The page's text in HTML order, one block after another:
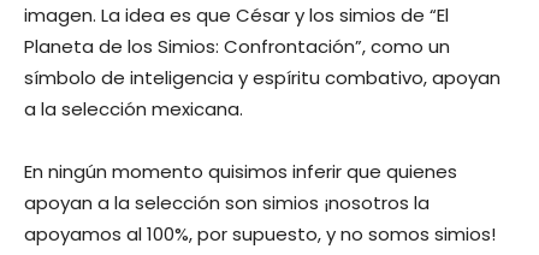
imagen. La idea es que César y los simios de “El
Planeta de los Simios: Confrontación”, como un
símbolo de inteligencia y espíritu combativo, apoyan
a la selección mexicana.
En ningún momento quisimos inferir que quienes
apoyan a la selección son simios ¡nosotros la
apoyamos al 100%, por supuesto, y no somos simios!